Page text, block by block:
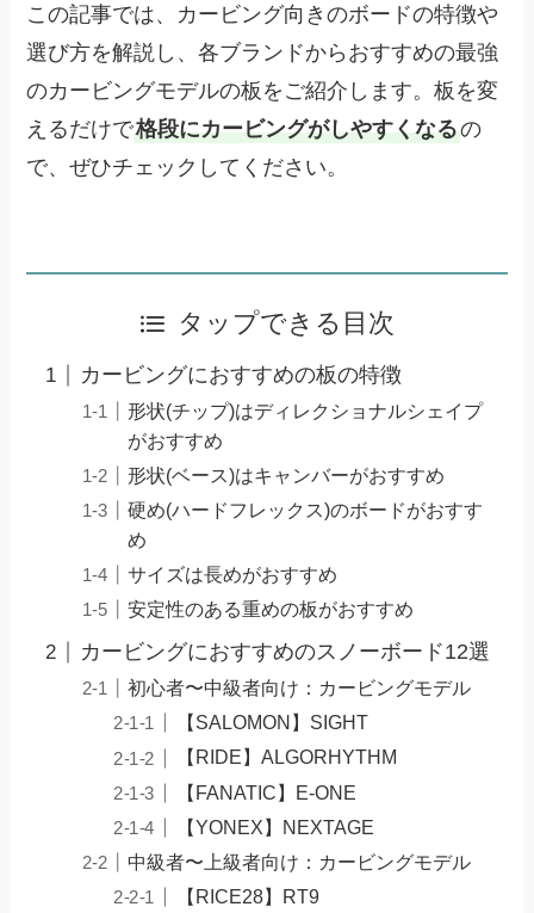
この記事では、カービング向きのボードの特徴や
選び方を解説し、各ブランドからおすすめの最強
のカービングモデルの板をご紹介します。板を変
えるだけで格段にカービングがしやすくなるの
で、ぜひチェックしてください。
タップできる目次
カービングにおすすめの板の特徴
形状(チップ)はディレクショナルシェイプ
がおすすめ
形状(ベース)はキャンバーがおすすめ
硬め(ハードフレックス)のボードがおすす
め
サイズは長めがおすすめ
安定性のある重めの板がおすすめ
カービングにおすすめのスノーボード12選
初心者〜中級者向け：カービングモデル
【SALOMON】SIGHT
【RIDE】ALGORHYTHM
【FANATIC】E-ONE
【YONEX】NEXTAGE
中級者〜上級者向け：カービングモデル
【RICE28】RT9